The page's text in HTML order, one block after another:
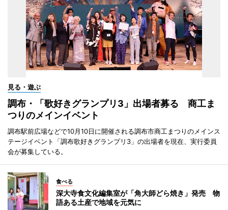
見る・遊ぶ
調布・「歌好きグランプリ3」出場者募る 商工ま
つりのメインイベント
調布駅前広場などで10月10日に開催される調布市商工まつりのメインス
テージイベント「調布歌好きグランプリ3」の出場者を現在、実行委員
会が募集している。
食べる
深大寺食文化編集室が「角大師どら焼き」発売 物
語ある土産で地域を元気に